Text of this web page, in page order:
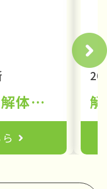
木造二階建ての解体手順を解説！